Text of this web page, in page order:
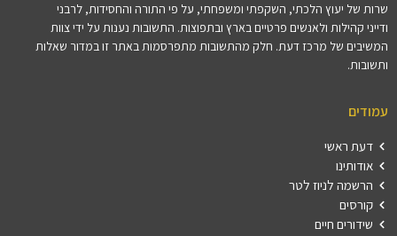
שרות של יעוץ הלכתי, השקפתי ומשפחתי, על פי התורה והחסידות, לרבני
ודייני קהילות ולאנשים פרטיים בארץ ובתפוצות. התשובות נענות על ידי צוות
המשיבים של מרכז דעת. חלק מהתשובות מתפרסמות באתר זו במדור שאלות
ותשובות.
עמודים
דעת ראשי
אודותינו
הרשמה לניוז לטר
קורסים
שידורים חיים